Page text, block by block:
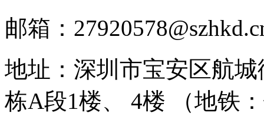
邮箱：
地址： 深圳市宝安区航
栋A段1楼、 4楼 （地铁